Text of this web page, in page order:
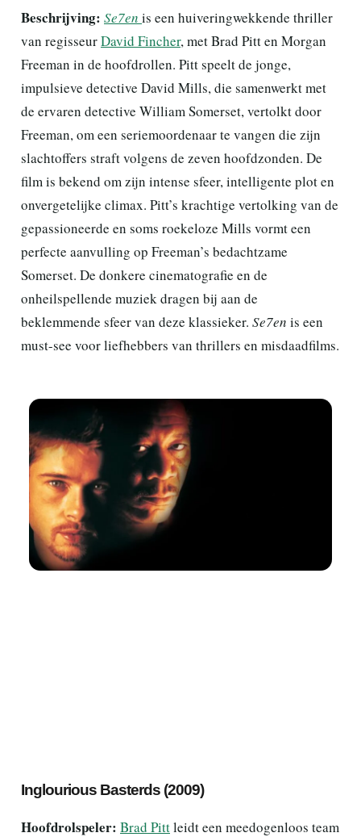
Beschrijving: Se7en is een huiveringwekkende thriller
van regisseurDavid Fincher, met Brad Pitt en Morgan
Freeman in de hoofdrollen. Pitt speelt de jonge,
impulsieve detective David Mills, die samenwerkt met
de ervaren detective William Somerset, vertolkt door
Freeman, om een seriemoordenaar te vangen die zijn
slachtoffers straft volgens de zeven hoofdzonden. De
film is bekend om zijn intense sfeer, intelligente plot en
onvergetelijke climax. Pitt’s krachtige vertolking van de
gepassioneerde en soms roekeloze Mills vormt een
perfecte aanvulling op Freeman’s bedachtzame
Somerset. De donkere cinematografie en de
onheilspellende muziek dragen bij aan de
beklemmende sfeer van deze klassieker. Se7en is een
must-see voor liefhebbers van thrillers en misdaadfilms.
Inglourious Basterds (2009)
Hoofdrolspeler: Brad Pittleidt een meedogenloos team